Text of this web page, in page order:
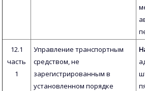
12.1
часть
1
Управление транспортным
средством, не
зарегистрированным в
установленном порядке